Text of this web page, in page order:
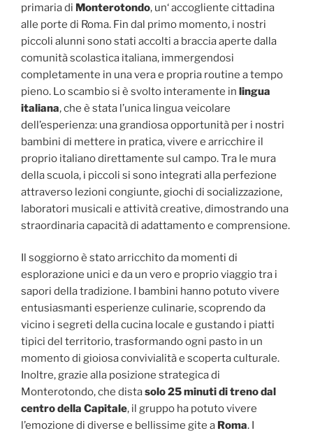
primaria di Monterotondo, un‘ accogliente cittadina
alle porte di Roma. Fin dal primo momento, i nostri
piccoli alunni sono stati accolti a braccia aperte dalla
comunità scolastica italiana, immergendosi
completamente in una vera e propria routine a tempo
pieno. Lo scambio si è svolto interamente in lingua
italiana, che è stata l’unica lingua veicolare
dell’esperienza: una grandiosa opportunità per i nostri
bambini di mettere in pratica, vivere e arricchire il
proprio italiano direttamente sul campo. Tra le mura
della scuola, i piccoli si sono integrati alla perfezione
attraverso lezioni congiunte, giochi di socializzazione,
laboratori musicali e attività creative, dimostrando una
straordinaria capacità di adattamento e comprensione.
Il soggiorno è stato arricchito da momenti di
esplorazione unici e da un vero e proprio viaggio tra i
sapori della tradizione. I bambini hanno potuto vivere
entusiasmanti esperienze culinarie, scoprendo da
vicino i segreti della cucina locale e gustando i piatti
tipici del territorio, trasformando ogni pasto in un
momento di gioiosa convivialità e scoperta culturale.
Inoltre, grazie alla posizione strategica di
Monterotondo, che distasolo 25 minuti di treno dal
centro della Capitale, il gruppo ha potuto vivere
l’emozione di diverse e bellissime gite a Roma. I